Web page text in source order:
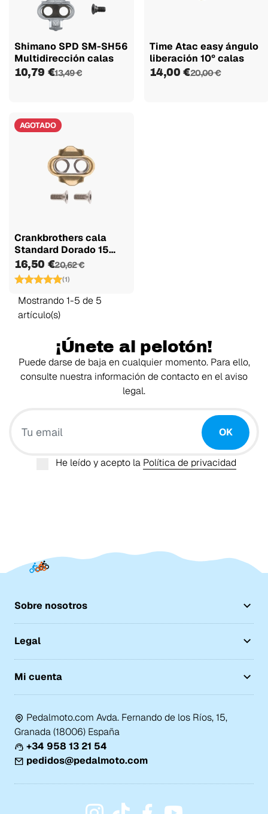
Shimano SPD SM-SH56
Multidirección calas
10,79 €13,49 €
Time Atac easy ángulo
liberación 10º calas
14,00 €20,00 €
AGOTADO
Crankbrothers cala
Standard Dorado 15
Release 6...
16,50 €20,62 €
(1)
Mostrando 1-5 de 5
artículo(s)
¡Únete al pelotón!
Puede darse de baja en cualquier momento. Para ello,
consulte nuestra información de contacto en el aviso
legal.
OK
He leído y acepto la Política de privacidad
Sobre nosotros
Legal
Mi cuenta
Pedalmoto.com Avda. Fernando de los Ríos, 15,
Granada (18006) España
+34 958 13 21 54
pedidos@pedalmoto.com